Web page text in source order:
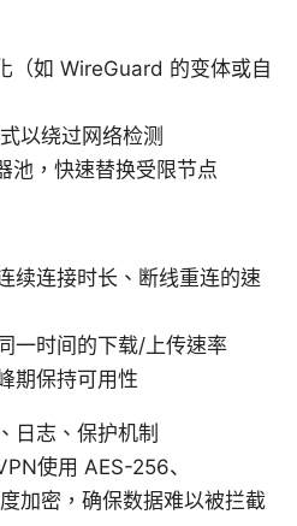
（如 WireGuard 的变体或自
以绕过网络检测
池，快速替换受限节点
续连接时长、断线重连的速
一时间的下载/上传速率
期保持可用性
日志、保护机制
使用 AES-256、
加密，确保数据难以被拦截